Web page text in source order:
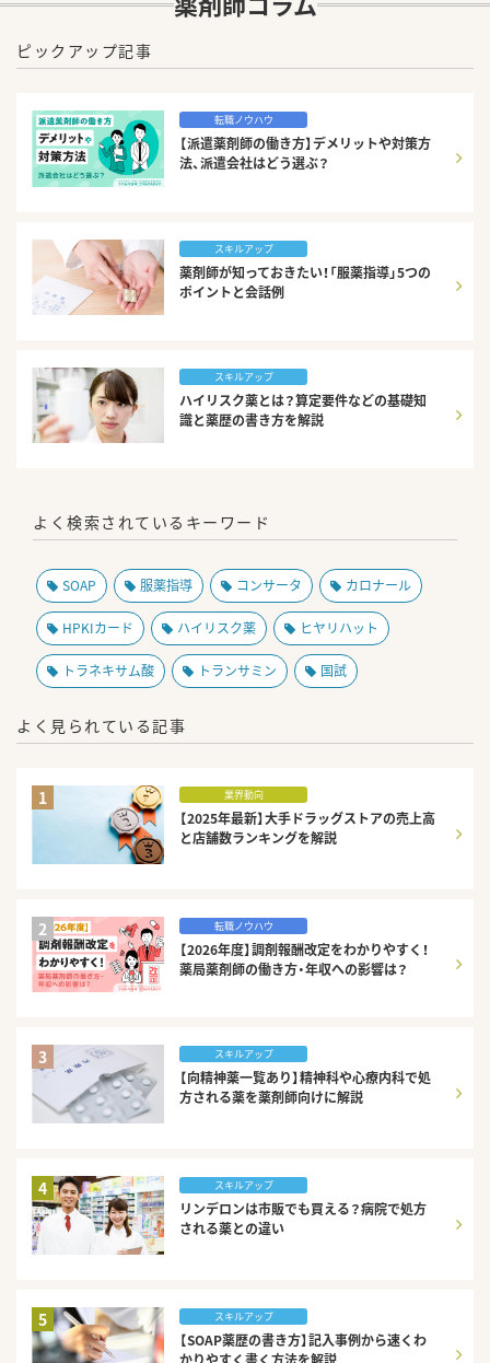
ピックアップ記事
転職ノウハウ
【派遣薬剤師の働き方】デメリットや対策方
法、派遣会社はどう選ぶ？
スキルアップ
薬剤師が知っておきたい！「服薬指導」5つの
ポイントと会話例
スキルアップ
ハイリスク薬とは？算定要件などの基礎知
識と薬歴の書き方を解説
よく検索されているキーワード
SOAP 服薬指導 コンサータ カロナール
HPKIカード ハイリスク薬 ヒヤリハット
トラネキサム酸 トランサミン 国試
よく見られている記事
1 業界動向
【2025年最新】大手ドラッグストアの売上高
と店舗数ランキングを解説
2 転職ノウハウ
【2026年度】調剤報酬改定をわかりやすく！
薬局薬剤師の働き方・年収への影響は？
3 スキルアップ
【向精神薬一覧あり】精神科や心療内科で処
方される薬を薬剤師向けに解説
4 スキルアップ
リンデロンは市販でも買える？病院で処方
される薬との違い
5 スキルアップ
【SOAP薬歴の書き方】記入事例から速くわ